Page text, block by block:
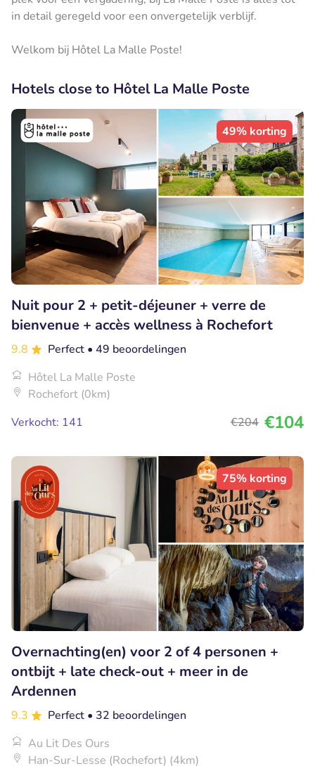
in detail geregeld voor een onvergetelijk verblijf.
Welkom bij Hôtel La Malle Poste!
Hotels close to Hôtel La Malle Poste
49% korting
Nuit pour 2 + petit-déjeuner + verre de
bienvenue + accès wellness à Rochefort
9.8 Perfect • 49 beoordelingen
Hôtel La Malle Poste
Rochefort (0km)
Verkocht: 141
€204 €104
75% korting
Overnachting(en) voor 2 of 4 personen +
ontbijt + late check-out + meer in de
Ardennen
9.3 Perfect • 32 beoordelingen
Au Lit Des Ours
Han-Sur-Lesse (Rochefort) (4km)